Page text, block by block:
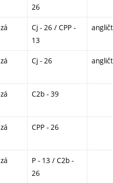
26
zá
Cj - 26 / CPP -
13
zá Cj - 26
zá C2b - 39
zá CPP - 26
zá
P - 13 / C2b -
26